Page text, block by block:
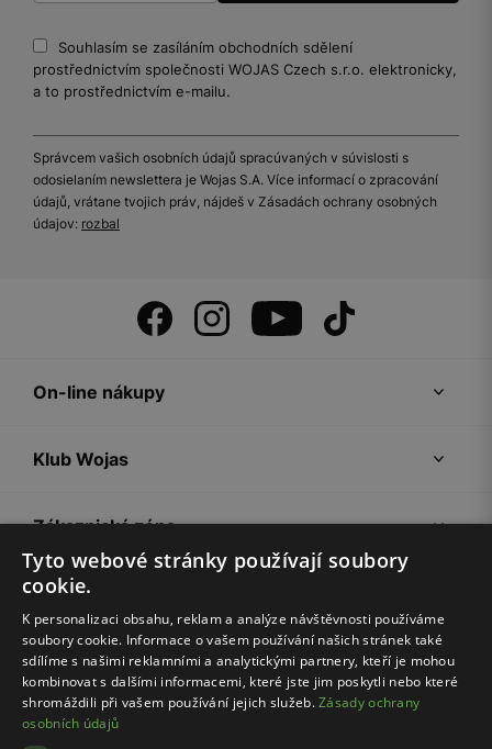
Souhlasím se zasíláním obchodních sdělení
prostřednictvím společnosti WOJAS Czech s.r.o. elektronicky,
a to prostřednictvím e-mailu.
Správcem vašich osobních údajů spracúvaných v súvislosti s
odosielaním newslettera je Wojas S.A. Více informací o zpracování
údajů, vrátane tvojich práv, nájdeš v Zásadách ochrany osobných
údajov: rozbal
On-line nákupy
Klub Wojas
Zákaznická zóna
Společnost Wojas
Rady
Tyto webové stránky používají soubory
cookie.
K personalizaci obsahu, reklam a analýze návštěvnosti používáme
soubory cookie. Informace o vašem používání našich stránek také
sdílíme s našimi reklamními a analytickými partnery, kteří je mohou
kombinovat s dalšími informacemi, které jste jim poskytli nebo které
shromáždili při vašem používání jejich služeb.Zásady ochrany
osobních údajů